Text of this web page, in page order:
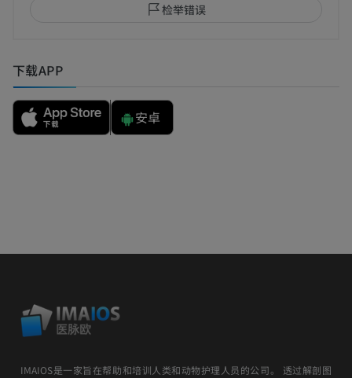
检举错误
下载APP
安卓
IMAIOS是一家旨在帮助和培训人类和动物护理人员的公司。 透过解剖图